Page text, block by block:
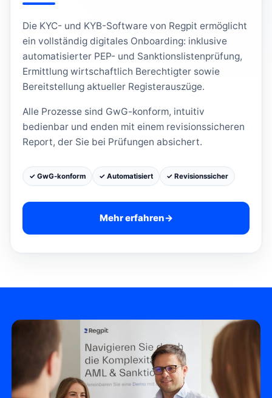
Die KYC- und KYB-Software von Regpit ermöglicht
ein vollständig digitales Onboarding: inklusive
automatisierter PEP- und Sanktionslistenprüfung,
Ermittlung wirtschaftlich Berechtigter sowie
Bereitstellung aktueller Registerauszüge.
Alle Prozesse sind GwG-konform, intuitiv
bedienbar und enden mit einem revisionssicheren
Report, der Sie bei Prüfungen absichert.
✓ GwG-konform ✓ Automatisiert ✓ Revisionssicher
Mehr erfahren→